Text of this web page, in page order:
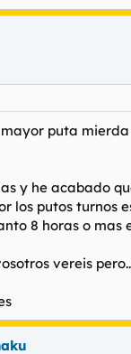
puta
y he acabado
los putos turnos
8 horas o mas
vereis